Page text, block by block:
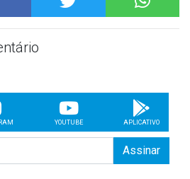
YOUTUBE APLICATIVO
Assinar